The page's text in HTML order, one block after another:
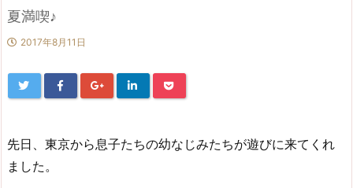
夏満喫♪
2017年8月11日
先日、東京から息子たちの幼なじみたちが遊びに来てくれ
ました。